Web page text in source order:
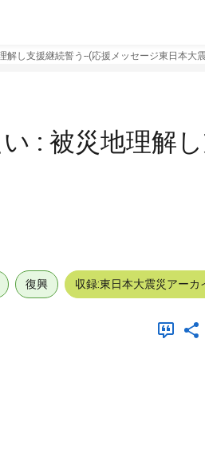
解し支援継続誓う--(応援メッセージ東日本大
: 被災地理解
復興 収録:東日本大震災アーカ